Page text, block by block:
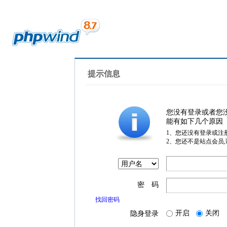
提示信息
您没有登录或者您
能有如下几个原因
1、您还没有登录或注
2、您还不是站点会员
密 码
找回密码
隐身登录 开启 关闭